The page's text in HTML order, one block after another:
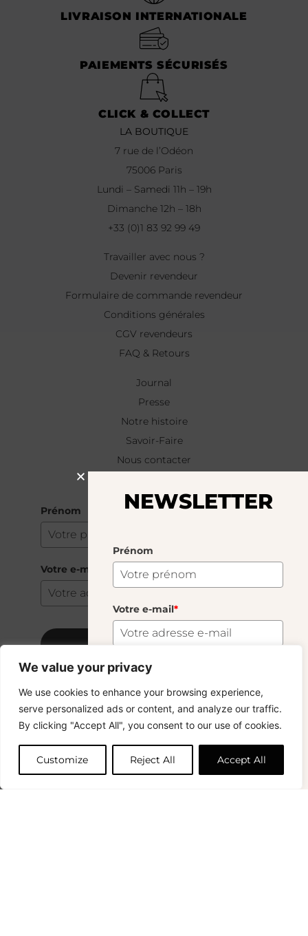
We value your privacy
We use cookies to enhance your browsing experience,
serve personalized ads or content, and analyze our traffic.
By clicking "Accept All", you consent to our use of cookies.
Customize Reject All Accept All
LIVRAISON INTERNATIONALE
PAIEMENTS SÉCURISÉS
CLICK & COLLECT
LA BOUTIQUE
7 rue de l’Odéon
75006 Paris
Lundi – Samedi 11h – 19h
Dimanche 12h – 18h
+33 (0)1 83 92 99 49
Travailler avec nous ?
Devenir revendeur
Formulaire de commande revendeur
Conditions générales
CGV revendeurs
FAQ & Retours
Journal
Presse
Notre histoire
Savoir-Faire
Nous contacter
Prénom
Votre e-mail
S'abonner
Copyright © 2024 – © La Soufflerie.
Toutes les créations, tous les designs et tous les contenus sont
protégés par le droit d’auteur et le droit des marques.
Photos non contractuelles.
NEWSLETTER
Prénom
Votre e-mail*
Vous voulez rester informé ? Inscrivez-vous